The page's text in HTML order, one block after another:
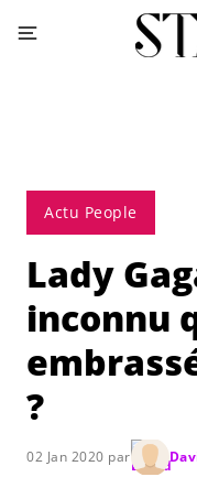
Actu People
Lady
inconnu
?
02 Jan 2020 par